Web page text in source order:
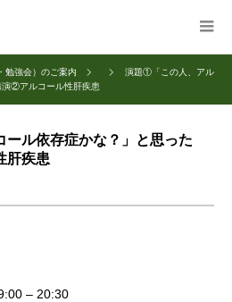
勉強会）のご案内
演題①「この人、アル
②アルコール性肝疾患
ル依存症かな？」と思った
疾患
– 20:30